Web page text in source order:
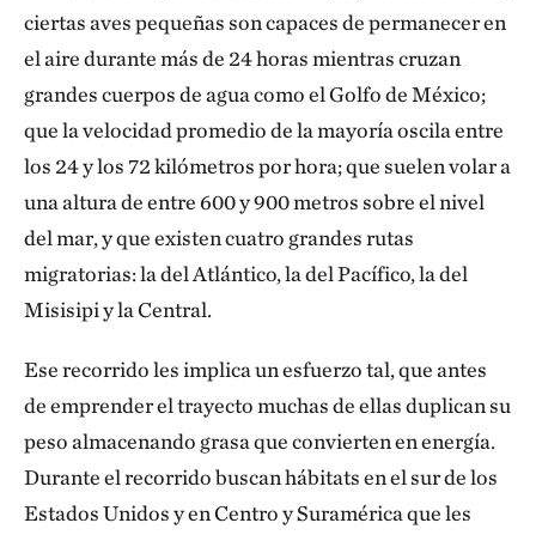
ciertas aves pequeñas son capaces de permanecer en
el aire durante más de 24 horas mientras cruzan
grandes cuerpos de agua como el Golfo de México;
que la velocidad promedio de la mayoría oscila entre
los 24 y los 72 kilómetros por hora; que suelen volar a
una altura de entre 600 y 900 metros sobre el nivel
del mar, y que existen cuatro grandes rutas
migratorias: la del Atlántico, la del Pacífico, la del
Misisipi y la Central.
Ese recorrido les implica un esfuerzo tal, que antes
de emprender el trayecto muchas de ellas duplican su
peso almacenando grasa que convierten en energía.
Durante el recorrido buscan hábitats en el sur de los
Estados Unidos y en Centro y Suramérica que les